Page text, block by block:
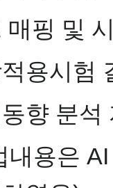
매핑 및
용시험
향 분
내용은